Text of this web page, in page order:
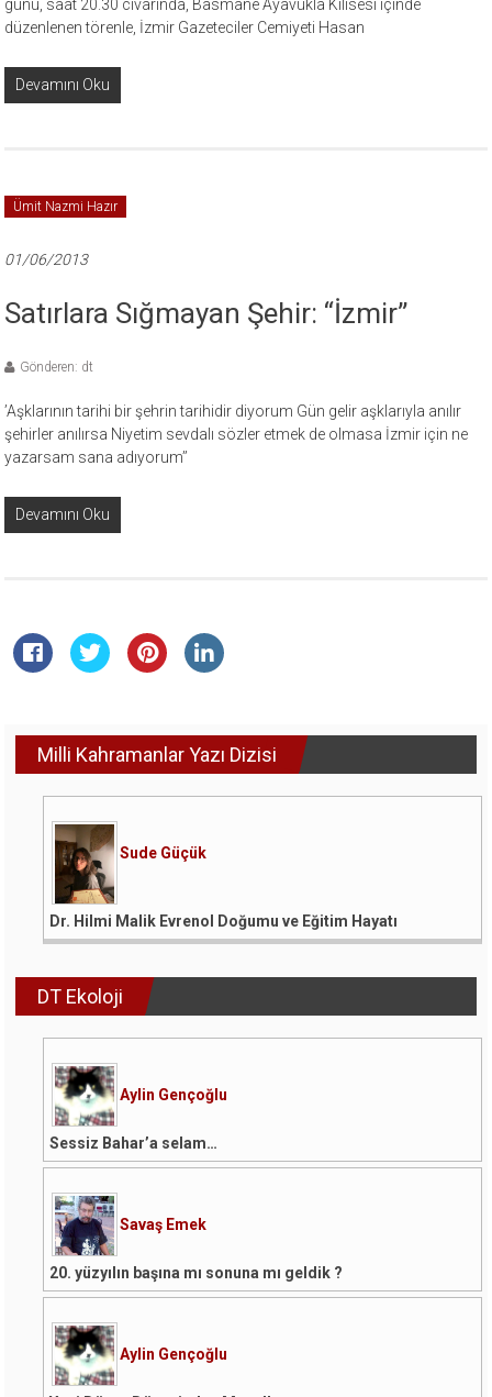
günü, saat 20.30 civarında, Basmane Ayavukla Kilisesi içinde
düzenlenen törenle, İzmir Gazeteciler Cemiyeti Hasan
Devamını Oku
Ümit Nazmi Hazır
01/06/2013
Satırlara Sığmayan Şehir: ‘‘İzmir”
Gönderen: dt
’Aşklarının tarihi bir şehrin tarihidir diyorum Gün gelir aşklarıyla anılır
şehirler anılırsa Niyetim sevdalı sözler etmek de olmasa İzmir için ne
yazarsam sana adıyorum’’
Devamını Oku
Milli Kahramanlar Yazı Dizisi
Sude Güçük
Dr. Hilmi Malik Evrenol Doğumu ve Eğitim Hayatı
DT Ekoloji
Aylin Gençoğlu
Sessiz Bahar’a selam…
Savaş Emek
20. yüzyılın başına mı sonuna mı geldik ?
Aylin Gençoğlu